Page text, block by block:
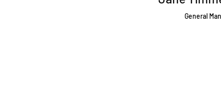
General